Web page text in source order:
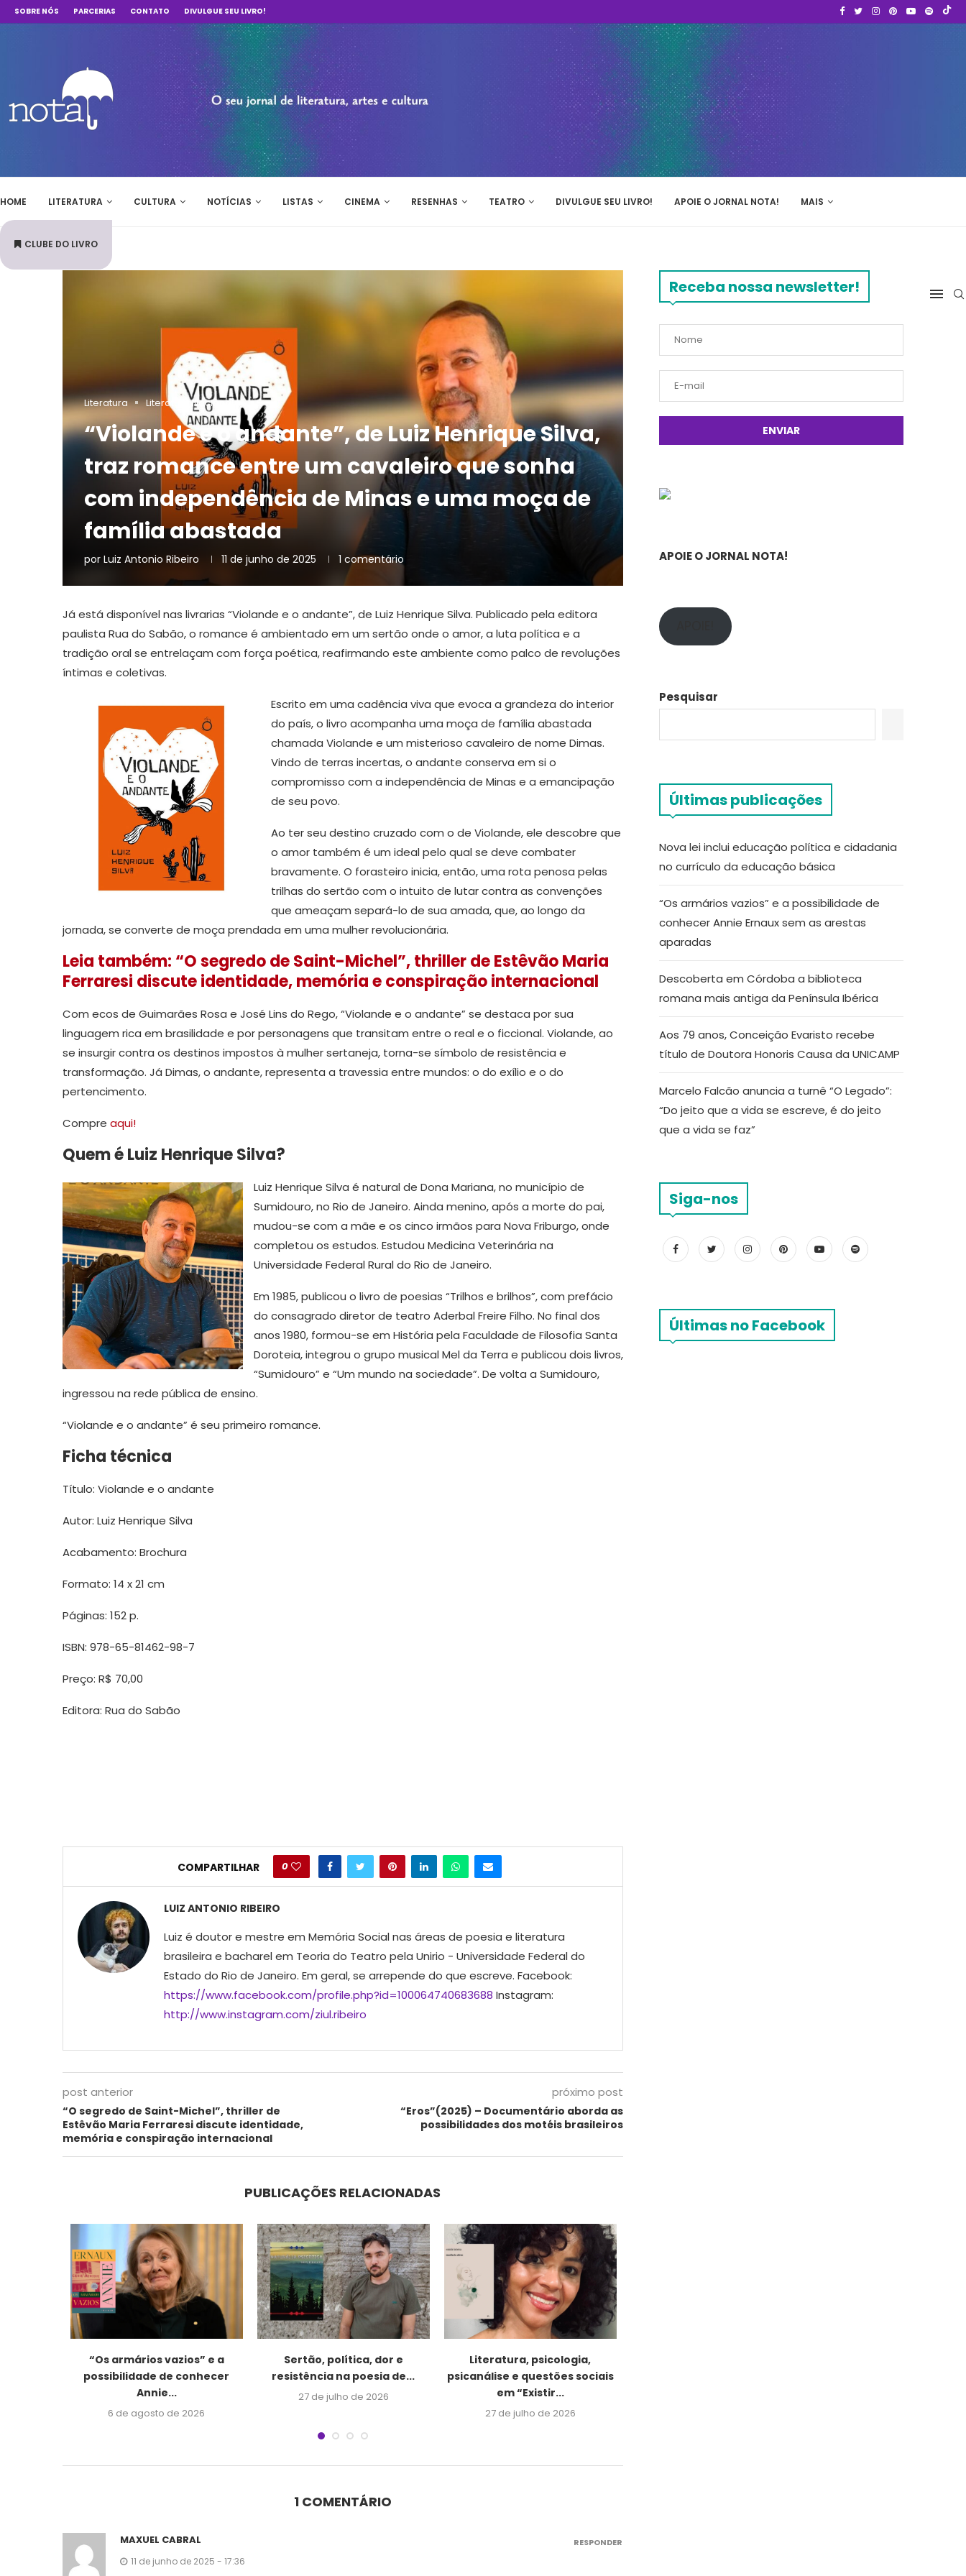
SOBRE NÓS PARCERIAS CONTATO DIVULGUE SEU LIVRO!
HOME LITERATURA CULTURA NOTÍCIAS LISTAS CINEMA RESENHAS TEATRO DIVULGUE SEU LIVRO! APOIE O JORNAL NOTA! MAIS
CLUBE DO LIVRO
Literatura Literatura Nacional
“Violande e o andante”, de Luiz Henrique Silva,
traz romance entre um cavaleiro que sonha
com independência de Minas e uma moça de
família abastada
por Luiz Antonio Ribeiro 11 de junho de 2025 1 comentário
Já está disponível nas livrarias “Violande e o andante”, de Luiz Henrique Silva. Publicado pela editora
paulista Rua do Sabão, o romance é ambientado em um sertão onde o amor, a luta política e a
tradição oral se entrelaçam com força poética, reafirmando este ambiente como palco de revoluções
íntimas e coletivas.
Escrito em uma cadência viva que evoca a grandeza do interior
do país, o livro acompanha uma moça de família abastada
chamada Violande e um misterioso cavaleiro de nome Dimas.
Vindo de terras incertas, o andante conserva em si o
compromisso com a independência de Minas e a emancipação
de seu povo.
Ao ter seu destino cruzado com o de Violande, ele descobre que
o amor também é um ideal pelo qual se deve combater
bravamente. O forasteiro inicia, então, uma rota penosa pelas
trilhas do sertão com o intuito de lutar contra as convenções
que ameaçam separá-lo de sua amada, que, ao longo da
jornada, se converte de moça prendada em uma mulher revolucionária.
Leia também: “O segredo de Saint-Michel”, thriller de Estêvão Maria
Ferraresi discute identidade, memória e conspiração internacional
Com ecos de Guimarães Rosa e José Lins do Rego, “Violande e o andante” se destaca por sua
linguagem rica em brasilidade e por personagens que transitam entre o real e o ficcional. Violande, ao
se insurgir contra os destinos impostos à mulher sertaneja, torna-se símbolo de resistência e
transformação. Já Dimas, o andante, representa a travessia entre mundos: o do exílio e o do
pertencimento.
Compre aqui!
Quem é Luiz Henrique Silva?
Luiz Henrique Silva é natural de Dona Mariana, no município de
Sumidouro, no Rio de Janeiro. Ainda menino, após a morte do pai,
mudou-se com a mãe e os cinco irmãos para Nova Friburgo, onde
completou os estudos. Estudou Medicina Veterinária na
Universidade Federal Rural do Rio de Janeiro.
Em 1985, publicou o livro de poesias “Trilhos e brilhos”, com prefácio
do consagrado diretor de teatro Aderbal Freire Filho. No final dos
anos 1980, formou-se em História pela Faculdade de Filosofia Santa
Doroteia, integrou o grupo musical Mel da Terra e publicou dois livros,
“Sumidouro” e “Um mundo na sociedade”. De volta a Sumidouro,
ingressou na rede pública de ensino.
“Violande e o andante” é seu primeiro romance.
Ficha técnica
Título: Violande e o andante
Autor: Luiz Henrique Silva
Acabamento: Brochura
Formato: 14 x 21 cm
Páginas: 152 p.
ISBN: 978-65-81462-98-7
Preço: R$ 70,00
Editora: Rua do Sabão
COMPARTILHAR 0
LUIZ ANTONIO RIBEIRO
Luiz é doutor e mestre em Memória Social nas áreas de poesia e literatura
brasileira e bacharel em Teoria do Teatro pela Unirio - Universidade Federal do
Estado do Rio de Janeiro. Em geral, se arrepende do que escreve. Facebook:
https://www.facebook.com/profile.php?id=100064740683688 Instagram:
http://www.instagram.com/ziul.ribeiro
post anterior
“O segredo de Saint-Michel”, thriller de
Estêvão Maria Ferraresi discute identidade,
memória e conspiração internacional
próximo post
“Eros”(2025) – Documentário aborda as
possibilidades dos motéis brasileiros
PUBLICAÇÕES RELACIONADAS
“Os armários vazios” e a
possibilidade de conhecer
Annie...
6 de agosto de 2026
Sertão, política, dor e
resistência na poesia de...
27 de julho de 2026
Literatura, psicologia,
psicanálise e questões sociais
em “Existir...
27 de julho de 2026
1 COMENTÁRIO
MAXUEL CABRAL
11 de junho de 2025 - 17:36
RESPONDER
Receba nossa newsletter!
APOIE O JORNAL NOTA!
Pesquisar
Últimas publicações
Nova lei inclui educação política e cidadania
no currículo da educação básica
“Os armários vazios” e a possibilidade de
conhecer Annie Ernaux sem as arestas
aparadas
Descoberta em Córdoba a biblioteca
romana mais antiga da Península Ibérica
Aos 79 anos, Conceição Evaristo recebe
título de Doutora Honoris Causa da UNICAMP
Marcelo Falcão anuncia a turnê “O Legado”:
“Do jeito que a vida se escreve, é do jeito
que a vida se faz”
Siga-nos
Últimas no Facebook